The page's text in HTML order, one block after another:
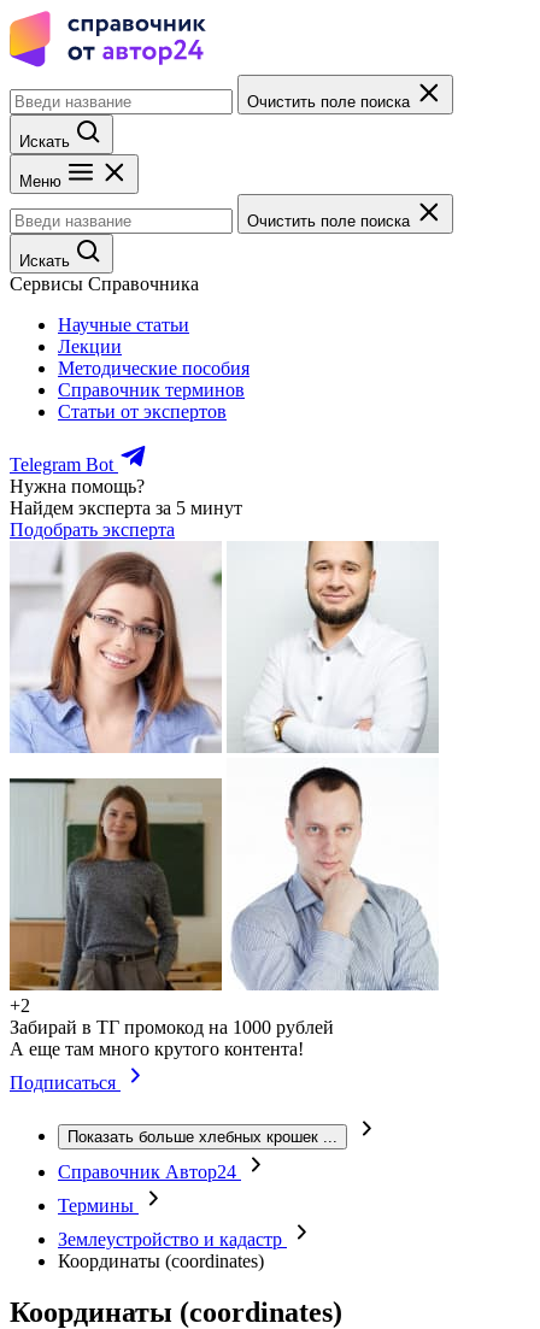
Очистить поле поиска
Искать
Меню
Очистить поле поиска
Искать
Сервисы Справочника
Научные статьи
Лекции
Методические пособия
Справочник терминов
Статьи от экспертов
Telegram Bot
Нужна помощь?
Найдем эксперта за 5 минут
Подобрать эксперта
+2
Забирай в ТГ промокод на 1000 рублей
А еще там много крутого контента!
Подписаться
Показать больше хлебных крошек ...
Справочник Автор24
Термины
Землеустройство и кадастр
Координаты (сoordinates)
Координаты (сoordinates)